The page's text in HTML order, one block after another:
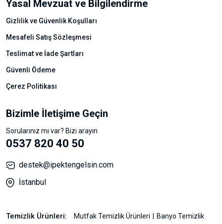
Yasal Mevzuat ve Bilgilendirme
Gizlilik ve Güvenlik Koşulları
Mesafeli Satış Sözleşmesi
Teslimat ve İade Şartları
Güvenli Ödeme
Çerez Politikası
Bizimle İletişime Geçin
Sorularınız mı var? Bizi arayın
0537 820 40 50
destek@ipektengelsin.com
İstanbul
Temizlik Ürünleri: Mutfak Temizlik Ürünleri
Banyo Temizlik